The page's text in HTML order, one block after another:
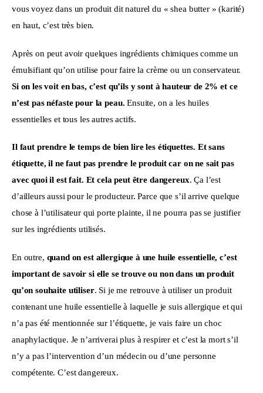
vous voyez dans un produit dit naturel du « shea butter » (karité)
en haut, c’est très bien.
Après on peut avoir quelques ingrédients chimiques comme un
émulsifiant qu’on utilise pour faire la crème ou un conservateur.
Si on les voit en bas, c’est qu’ils y sont à hauteur de 2% et ce
n’est pas néfaste pour la peau. Ensuite, on a les huiles
essentielles et tous les autres actifs.
Il faut prendre le temps de bien lire les étiquettes. Et sans
étiquette, il ne faut pas prendre le produit car on ne sait pas
avec quoi il est fait. Et cela peut être dangereux. Ça l’est
d’ailleurs aussi pour le producteur. Parce que s’il arrive quelque
chose à l’utilisateur qui porte plainte, il ne pourra pas se justifier
sur les ingrédients utilisés.
En outre, quand on est allergique à une huile essentielle, c’est
important de savoir si elle se trouve ou non dans un produit
qu’on souhaite utiliser. Si je me retrouve à utiliser un produit
contenant une huile essentielle à laquelle je suis allergique et qui
n’a pas été mentionnée sur l’étiquette, je vais faire un choc
anaphylactique. Je n’arriverai plus à respirer et c’est la mort s’il
n’y a pas l’intervention d’un médecin ou d’une personne
compétente. C’est dangereux.